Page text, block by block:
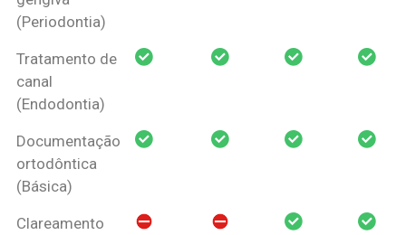
(Periodontia)
Tratamento de
canal
(Endodontia)
Documentação
ortodôntica
(Básica)
Clareamento